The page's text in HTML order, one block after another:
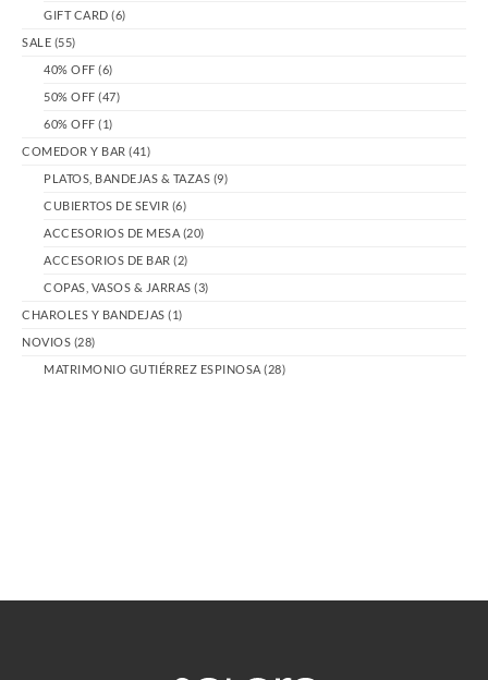
GIFT CARD (6)
SALE (55)
40% OFF (6)
50% OFF (47)
60% OFF (1)
COMEDOR Y BAR (41)
PLATOS, BANDEJAS & TAZAS (9)
CUBIERTOS DE SEVIR (6)
ACCESORIOS DE MESA (20)
ACCESORIOS DE BAR (2)
COPAS, VASOS & JARRAS (3)
CHAROLES Y BANDEJAS (1)
NOVIOS (28)
MATRIMONIO GUTIÉRREZ ESPINOSA (28)